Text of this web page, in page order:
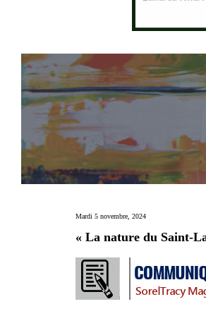
Mardi 5 novembre, 2024
« La nature du Saint-